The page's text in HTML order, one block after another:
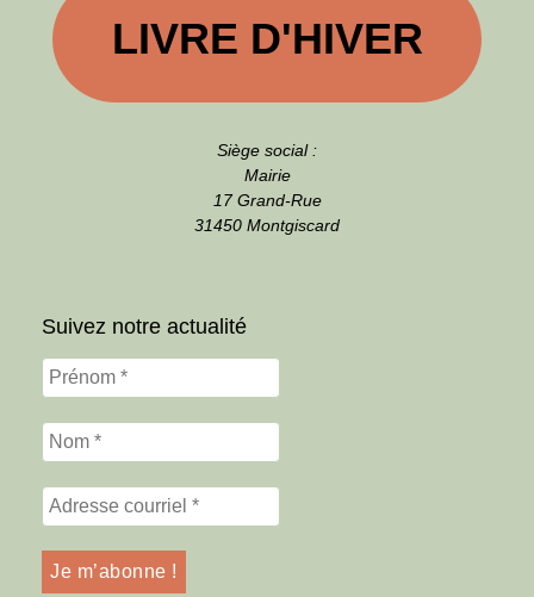
LIVRE D'HIVER
Siège social :
Mairie
17 Grand-Rue
31450 Montgiscard
Suivez notre actualité